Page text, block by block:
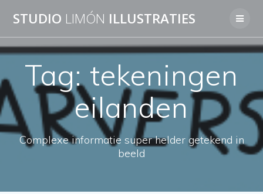
to
STUDIO LIMÓN ILLUSTRATIES
Tag:tekeningen
eilanden
Complexe informatie super helder getekend in
beeld